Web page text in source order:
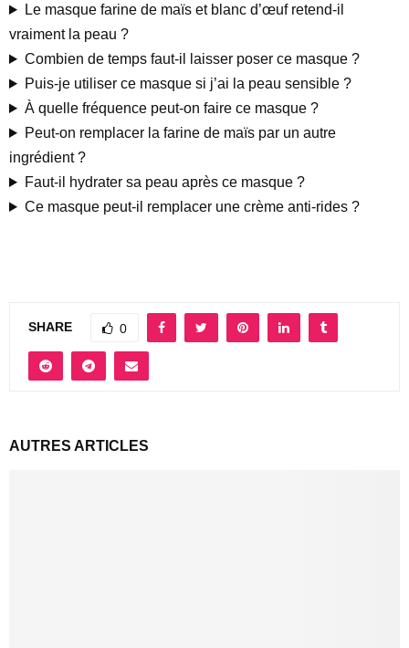
Le masque farine de maïs et blanc d’œuf retend-il
vraiment la peau ?
Combien de temps faut-il laisser poser ce masque ?
Puis-je utiliser ce masque si j’ai la peau sensible ?
À quelle fréquence peut-on faire ce masque ?
Peut-on remplacer la farine de maïs par un autre
ingrédient ?
Faut-il hydrater sa peau après ce masque ?
Ce masque peut-il remplacer une crème anti-rides ?
SHARE 0
AUTRES ARTICLES